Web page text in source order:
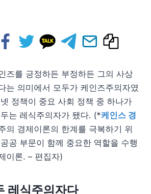
즈를 긍정하든 부정하든 그의 사상
는 의미에서 모두가 케인즈주의자였
정책이 중요 사회 정책 중 하나가
는 레식주의자가 됐다. (*케인스 경
의 경제이론의 한계를 극복하기 위
공 부문이 함께 중요한 역할을 수행
이론. – 편집자)
레식주의자다